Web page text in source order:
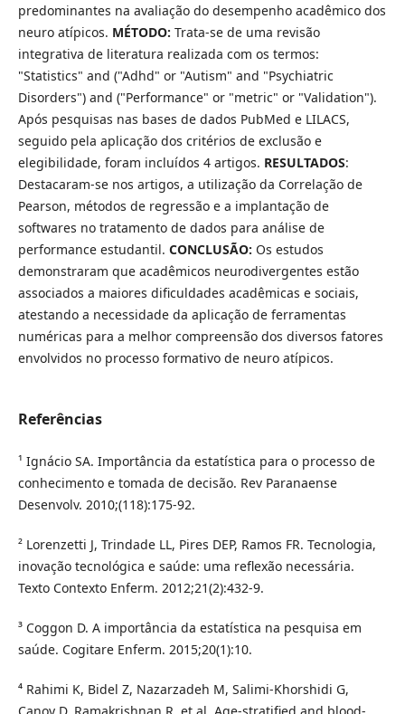
predominantes na avaliação do desempenho acadêmico dos
neuro atípicos. MÉTODO: Trata-se de uma revisão
integrativa de literatura realizada com os termos:
"Statistics" and ("Adhd" or "Autism" and "Psychiatric
Disorders") and ("Performance" or "metric" or "Validation").
Após pesquisas nas bases de dados PubMed e LILACS,
seguido pela aplicação dos critérios de exclusão e
elegibilidade, foram incluídos 4 artigos. RESULTADOS:
Destacaram-se nos artigos, a utilização da Correlação de
Pearson, métodos de regressão e a implantação de
softwares no tratamento de dados para análise de
performance estudantil. CONCLUSÃO: Os estudos
demonstraram que acadêmicos neurodivergentes estão
associados a maiores dificuldades acadêmicas e sociais,
atestando a necessidade da aplicação de ferramentas
numéricas para a melhor compreensão dos diversos fatores
envolvidos no processo formativo de neuro atípicos.
Referências
¹ Ignácio SA. Importância da estatística para o processo de
conhecimento e tomada de decisão. Rev Paranaense
Desenvolv. 2010;(118):175-92.
² Lorenzetti J, Trindade LL, Pires DEP, Ramos FR. Tecnologia,
inovação tecnológica e saúde: uma reflexão necessária.
Texto Contexto Enferm. 2012;21(2):432-9.
³ Coggon D. A importância da estatística na pesquisa em
saúde. Cogitare Enferm. 2015;20(1):10.
⁴ Rahimi K, Bidel Z, Nazarzadeh M, Salimi-Khorshidi G,
Canoy D, Ramakrishnan R, et al. Age-stratified and blood-